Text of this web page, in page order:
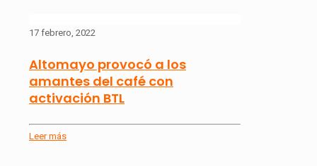
17 febrero, 2022
Altomayo provocó a los
amantes del café con
activación BTL
Leer más